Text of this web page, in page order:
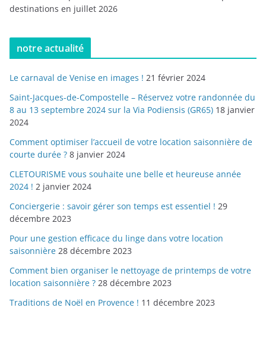
destinations en juillet 2026
notre actualité
Le carnaval de Venise en images ! 21 février 2024
Saint-Jacques-de-Compostelle – Réservez votre randonnée du
8 au 13 septembre 2024 sur la Via Podiensis (GR65) 18 janvier
2024
Comment optimiser l’accueil de votre location saisonnière de
courte durée ? 8 janvier 2024
CLETOURISME vous souhaite une belle et heureuse année
2024 ! 2 janvier 2024
Conciergerie : savoir gérer son temps est essentiel ! 29
décembre 2023
Pour une gestion efficace du linge dans votre location
saisonnière 28 décembre 2023
Comment bien organiser le nettoyage de printemps de votre
location saisonnière ? 28 décembre 2023
Traditions de Noël en Provence ! 11 décembre 2023